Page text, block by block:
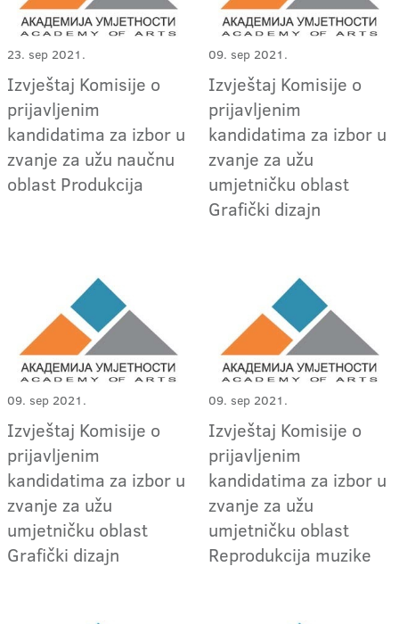
23. sep 2021.
Izvještaj Komisije o
prijavljenim
kandidatima za izbor u
zvanje za užu naučnu
oblast Produkcija
09. sep 2021.
Izvještaj Komisije o
prijavljenim
kandidatima za izbor u
zvanje za užu
umjetničku oblast
Grafički dizajn
09. sep 2021.
Izvještaj Komisije o
prijavljenim
kandidatima za izbor u
zvanje za užu
umjetničku oblast
Grafički dizajn
09. sep 2021.
Izvještaj Komisije o
prijavljenim
kandidatima za izbor u
zvanje za užu
umjetničku oblast
Reprodukcija muzike